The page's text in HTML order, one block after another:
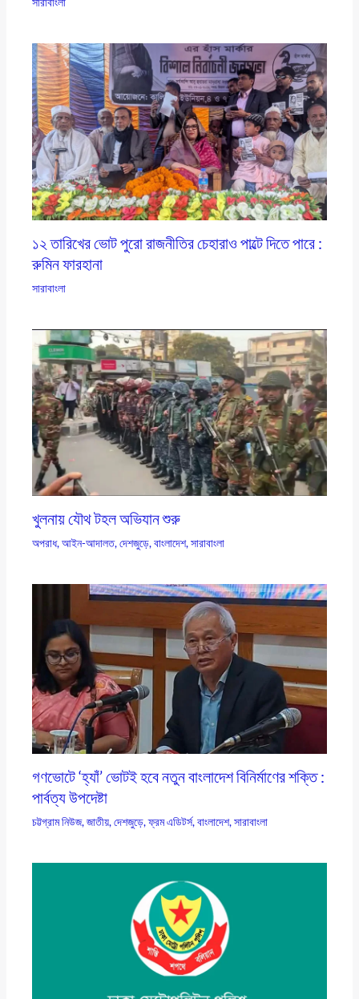
১২ তারিখের ভোট পুরো রাজনীতির চেহারাও পাল্টে দিতে পারে :
রুমিন ফারহানা
সারাবাংলা
খুলনায় যৌথ টহল অভিযান শুরু
অপরাধ,আইন-আদালত,দেশজুড়ে,বাংলাদেশ,সারাবাংলা
গণভোটে ‘হ্যাঁ’ ভোটই হবে নতুন বাংলাদেশ বিনির্মাণের শক্তি :
পার্বত্য উপদেষ্টা
চট্টগ্রাম নিউজ,জাতীয়,দেশজুড়ে,ফ্রম এডিটর্স,বাংলাদেশ,সারাবাংলা